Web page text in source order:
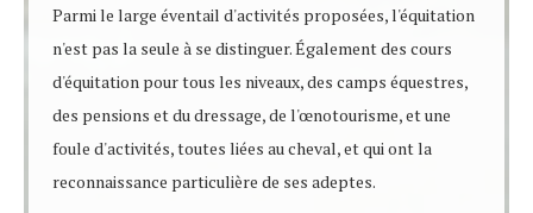
Parmi le large éventail d'activités proposées, l'équitation
n'est pas la seule à se distinguer. Également des cours
d'équitation pour tous les niveaux, des camps équestres,
des pensions et du dressage, de l'œnotourisme, et une
foule d'activités, toutes liées au cheval, et qui ont la
reconnaissance particulière de ses adeptes.